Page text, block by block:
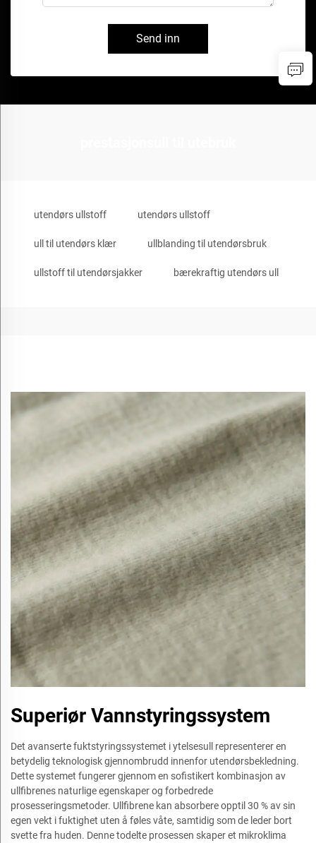
Send inn
utendørs ullstoff utendørs ullstoff
ull til utendørs klær ullblanding til utendørsbruk
ullstoff til utendørsjakker bærekraftig utendørs ull
Superiør Vannstyringssystem
Det avanserte fuktstyringssystemet i ytelsesull representerer en
betydelig teknologisk gjennombrudd innenfor utendørsbekledning.
Dette systemet fungerer gjennom en sofistikert kombinasjon av
ullfibrenes naturlige egenskaper og forbedrede
prosesseringsmetoder. Ullfibrene kan absorbere opptil 30 % av sin
egen vekt i fuktighet uten å føles våte, samtidig som de leder bort
svette fra huden. Denne todelte prosessen skaper et mikroklima